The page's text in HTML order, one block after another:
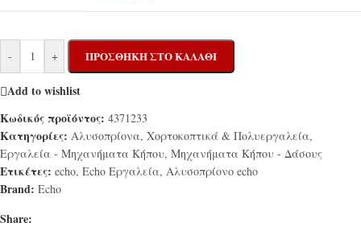
- + ΠΡΟΣΘΉΚΗ ΣΤΟ ΚΑΛΆΘΙ
Add to wishlist
Κωδικός προϊόντος: 4371233
Κατηγορίες: Αλυσοπρίονα, Χορτοκοπτικά & Πολυεργαλεία,
Εργαλεία - Μηχανήματα Κήπου, Μηχανήματα Κήπου - Δάσους
Ετικέτες: echo, Echo Εργαλεία, Αλυσοπρίονο echo
Brand: Echo
Share: